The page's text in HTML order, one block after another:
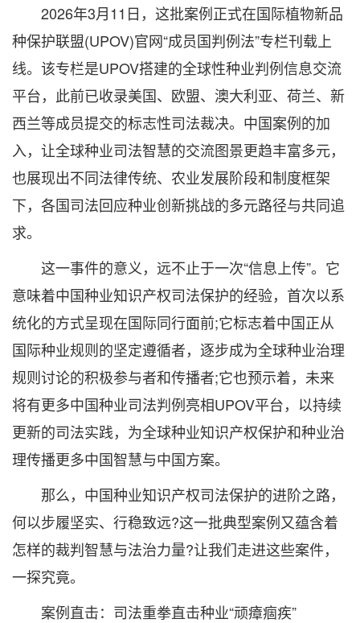
2026年3月11日，这批案例正式在国际植物新品
种保护联盟(UPOV)官网“成员国判例法”专栏刊载上
线。该专栏是UPOV搭建的全球性种业判例信息交流
平台，此前已收录美国、欧盟、澳大利亚、荷兰、新
西兰等成员提交的标志性司法裁决。中国案例的加
入，让全球种业司法智慧的交流图景更趋丰富多元，
也展现出不同法律传统、农业发展阶段和制度框架
下，各国司法回应种业创新挑战的多元路径与共同追
求。
这一事件的意义，远不止于一次“信息上传”。它
意味着中国种业知识产权司法保护的经验，首次以系
统化的方式呈现在国际同行面前;它标志着中国正从
国际种业规则的坚定遵循者，逐步成为全球种业治理
规则讨论的积极参与者和传播者;它也预示着，未来
将有更多中国种业司法判例亮相UPOV平台，以持续
更新的司法实践，为全球种业知识产权保护和种业治
理传播更多中国智慧与中国方案。
那么，中国种业知识产权司法保护的进阶之路，
何以步履坚实、行稳致远?这一批典型案例又蕴含着
怎样的裁判智慧与法治力量?让我们走进这些案件，
一探究竟。
案例直击：司法重拳直击种业“顽瘴痼疾”